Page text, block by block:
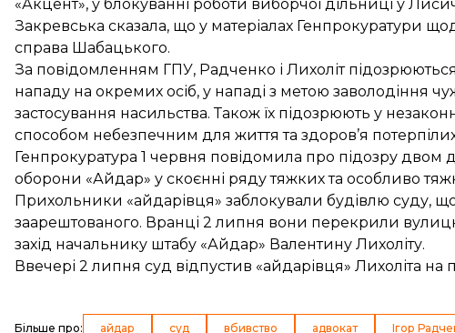
«Акцент», у блокуванні роботи виборчої дільниці у
Закревська сказала, що у матеріалах Генпрокуратури
справа Шабацького.
За повідомленням ГПУ, Радченко і Лихоліт
нападу на окремих осіб, у нападі з метою заволодіння
застосування насильства. Також їх підозрюють у
способом небезпечним для життя та здоров’я
Генпрокуратура 1 червня повідомила про підозру двом
оборони «Айдар» у скоєнні ряду тяжких та особливо
Прихольники «айдарівця» заблокували будівлю суду,
заарештованого. Вранці 2 липня вони перекрили
захід начальнику штабу «Айдар» Валентину Лихоліту.
Ввечері 2 липня суд відпустив «айдарівця» Лихоліта на
Більше про: айдар суд вбивство адвокат Ігор